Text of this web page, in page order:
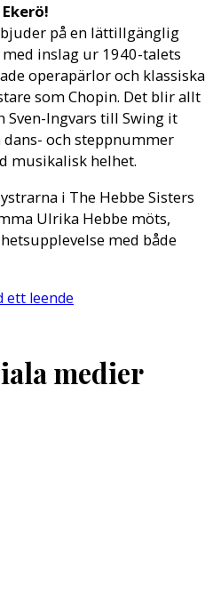
bjuder på en lättillgänglig
inslag ur 1940-talets
operapärlor och klassiska
som Chopin. Det blir allt
Sven-Ingvars till Swing it
och steppnummer
musikalisk helhet.
i The Hebbe Sisters
Ulrika Hebbe möts,
med både
ett leende
medier